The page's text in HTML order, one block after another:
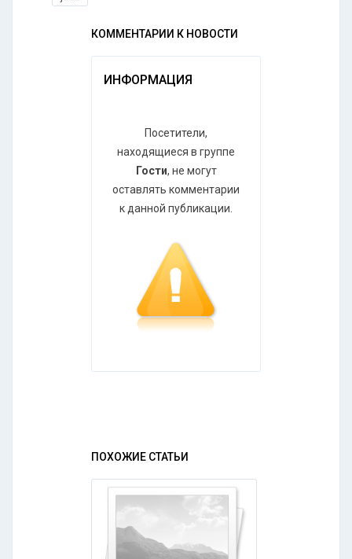
КОММЕНТАРИИ К НОВОСТИ
ИНФОРМАЦИЯ
Посетители,
находящиеся в группе
Гости, не могут
оставлять комментарии
к данной публикации.
ПОХОЖИЕ СТАТЬИ